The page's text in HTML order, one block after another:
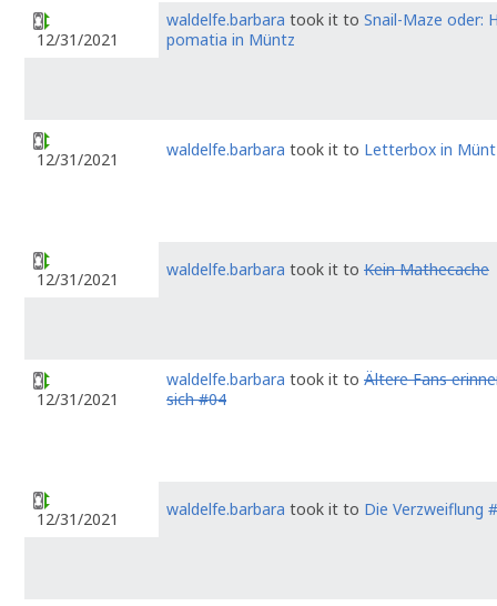
12/31/2021
waldelfe.barbara took it to Snail-Maze oder:
pomatia in Müntz
12/31/2021 waldelfe.barbara took it to Letterbox in
12/31/2021 waldelfe.barbara took it to Kein Mathecache
12/31/2021
waldelfe.barbara took it to Ältere Fans
sich #04
12/31/2021 waldelfe.barbara took it to Die Verzweiflung